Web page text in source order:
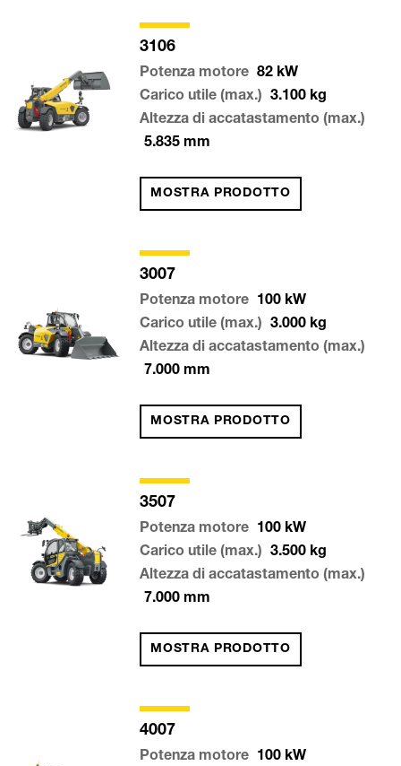
3106
Potenza motore 82 kW
Carico utile (max.)
3.100 kg
Altezza di accatastamento (max.)
5.835 mm
MOSTRA PRODOTTO
3007
Potenza motore 100 kW
Carico utile (max.)
3.000 kg
Altezza di accatastamento (max.)
7.000 mm
MOSTRA PRODOTTO
3507
Potenza motore 100 kW
Carico utile (max.)
3.500 kg
Altezza di accatastamento (max.)
7.000 mm
MOSTRA PRODOTTO
4007
Potenza motore 100 kW